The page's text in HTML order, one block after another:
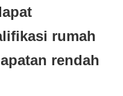
rumah
rendah